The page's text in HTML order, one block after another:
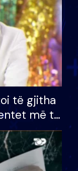
të gjitha
më të
Do më
kur…